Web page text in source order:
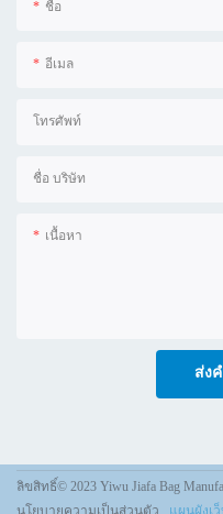
ชื่อ
อีเมล
โทรศัพท์
ชื่อ บริษัท
เนื้อหา
ส่ง
ลิขสิทธิ์© 2023 Yiwu Jiafa Bag